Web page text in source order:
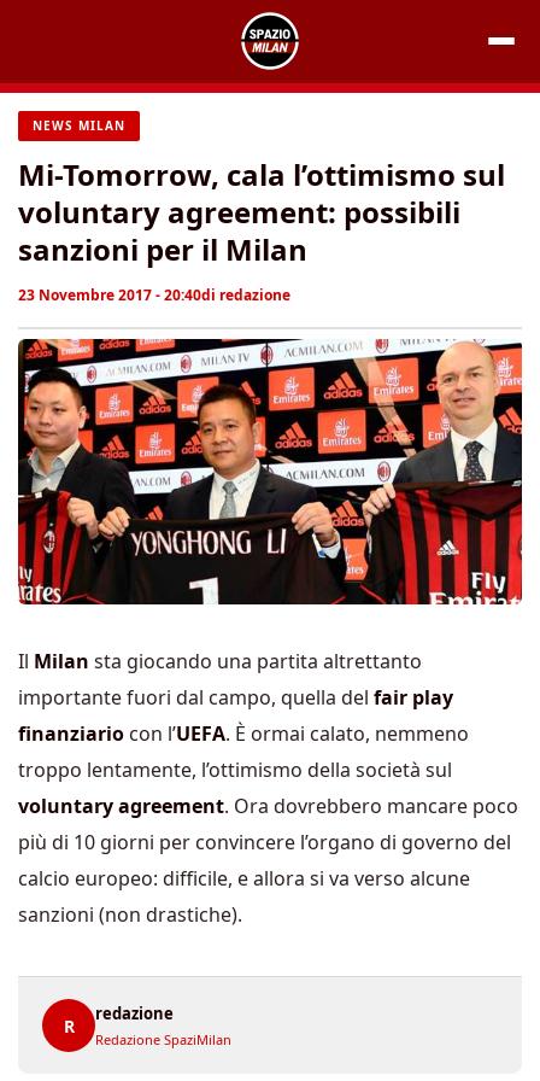
contenuto
NEWS MILAN
Mi-Tomorrow, cala l’ottimismo sul
voluntary agreement: possibili
sanzioni per il Milan
23 Novembre 2017 - 20:40di redazione
Il Milan sta giocando una partita altrettanto
importante fuori dal campo, quella del fair play
finanziario con l’UEFA. È ormai calato, nemmeno
troppo lentamente, l’ottimismo della società sul
voluntary agreement. Ora dovrebbero mancare poco
più di 10 giorni per convincere l’organo di governo del
calcio europeo: difficile, e allora si va verso alcune
sanzioni (non drastiche).
R
redazione
Redazione SpaziMilan